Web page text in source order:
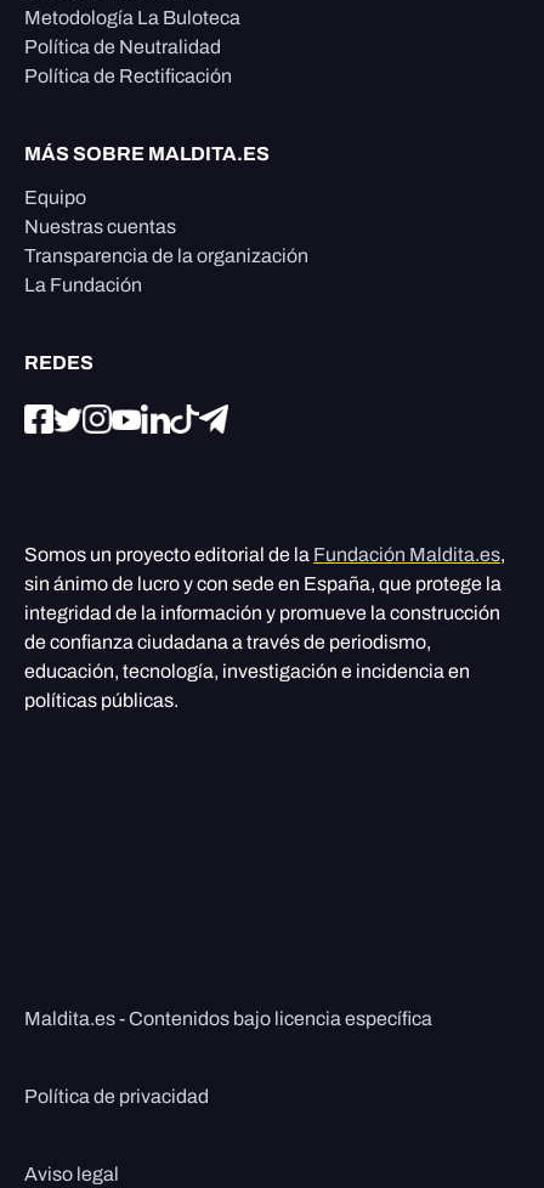
Metodología La Buloteca
Política de Neutralidad
Política de Rectificación
MÁS SOBRE MALDITA.ES
Equipo
Nuestras cuentas
Transparencia de la organización
La Fundación
REDES
Somos un proyecto editorial de la Fundación Maldita.es,
sin ánimo de lucro y con sede en España, que protege la
integridad de la información y promueve la construcción
de confianza ciudadana a través de periodismo,
educación, tecnología, investigación e incidencia en
políticas públicas.
Maldita.es - Contenidos bajo licencia específica
Política de privacidad
Aviso legal